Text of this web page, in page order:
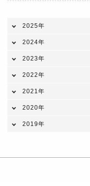
2025年
2024年
2023年
2022年
2021年
2020年
2019年